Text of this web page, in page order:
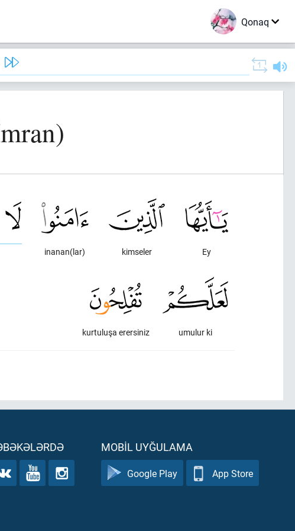
Qonaq
Ey
kimseler
inanan(lar)
umulur ki
kurtuluşa erersiniz
MOBIL UYĞULAMA
Google Play App Store